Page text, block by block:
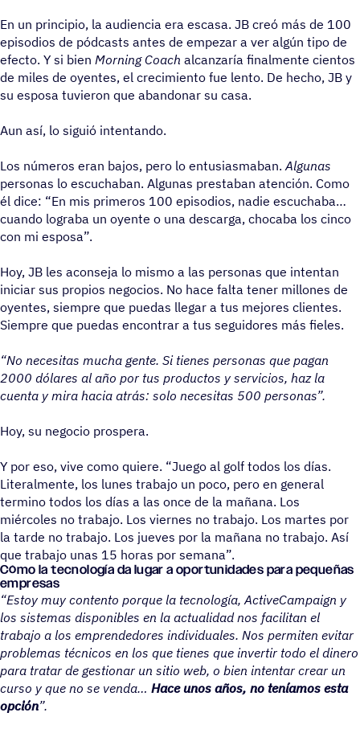
En un principio, la audiencia era escasa. JB creó más de 100
episodios de pódcasts antes de empezar a ver algún tipo de
efecto. Y si bien Morning Coach alcanzaría finalmente cientos
de miles de oyentes, el crecimiento fue lento. De hecho, JB y
su esposa tuvieron que abandonar su casa.
Aun así, lo siguió intentando.
Los números eran bajos, pero lo entusiasmaban.Algunas
personas lo escuchaban. Algunas prestaban atención. Como
él dice: “En mis primeros 100 episodios, nadie escuchaba
cuando lograba un oyente o una descarga, chocaba los cinco
con mi esposa”.
Hoy, JB les aconseja lo mismo a las personas que intentan
iniciar sus propios negocios. No hace falta tener millones de
oyentes, siempre que puedas llegar a tus mejores clientes.
Siempre que puedas encontrar a tus seguidores más fieles.
“No necesitas mucha gente. Si tienes personas que pagan
2000 dólares al año por tus productos y servicios, haz la
cuenta y mira hacia atrás: solo necesitas 500 personas”.
Hoy, su negocio prospera.
Y por eso, vive como quiere. “Juego al golf todos los días.
Literalmente, los lunes trabajo un poco, pero en general
termino todos los días a las once de la mañana. Los
miércoles no trabajo. Los viernes no trabajo. Los martes por
la tarde no trabajo. Los jueves por la mañana no trabajo. Así
que trabajo unas 15 horas por semana”.
Cómo la tecno­lo­gía da lugar a opor­tu­ni­da­des para pequeñas
empresas
“Estoy muy contento porque la tecnología, ActiveCampaign y
los sistemas disponibles en la actualidad nos facilitan el
trabajo a los emprendedores individuales. Nos permiten evitar
problemas técnicos en los que tienes que invertir todo el dinero
para tratar de gestionar un sitio web, o bien intentar crear un
curso y que no se venda Hace unos años, no teníamos esta
opción”.